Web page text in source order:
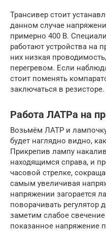
Трансивер стоит
данном случае
примерно 400 В.
работают устройства на
них низкая
перегревом. Если
стоит поменять
заключаться в резисторе.
Работа ЛАТРа на
Возьмём ЛАТР и
будет наглядно видно,
Прикрепив лампу
находящимся справа, и
часовой стрелке,
самым увеличивая
напряжении загорается
поворачивать регулятор
заметим слабое
показанное напряжение